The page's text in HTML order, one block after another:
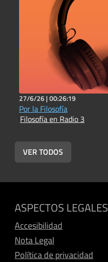
27/6/26 |00:26:19
Por la Filosofía
Filosofía en Radio 3
VER TODOS
ASPECTOS LEGALES
Accesibilidad
Nota Legal
Política de privacidad